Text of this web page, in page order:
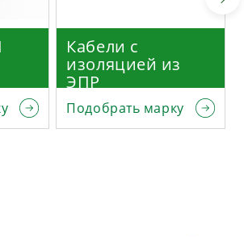
Кабели с
изоляцией из
ЭПР
Подобрать марку